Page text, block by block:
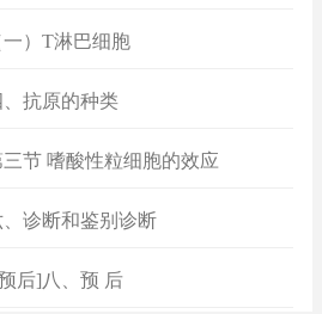
）T淋巴细胞
抗原的种类
节 嗜酸性粒细胞的效应
诊断和鉴别诊断
后]八、预 后